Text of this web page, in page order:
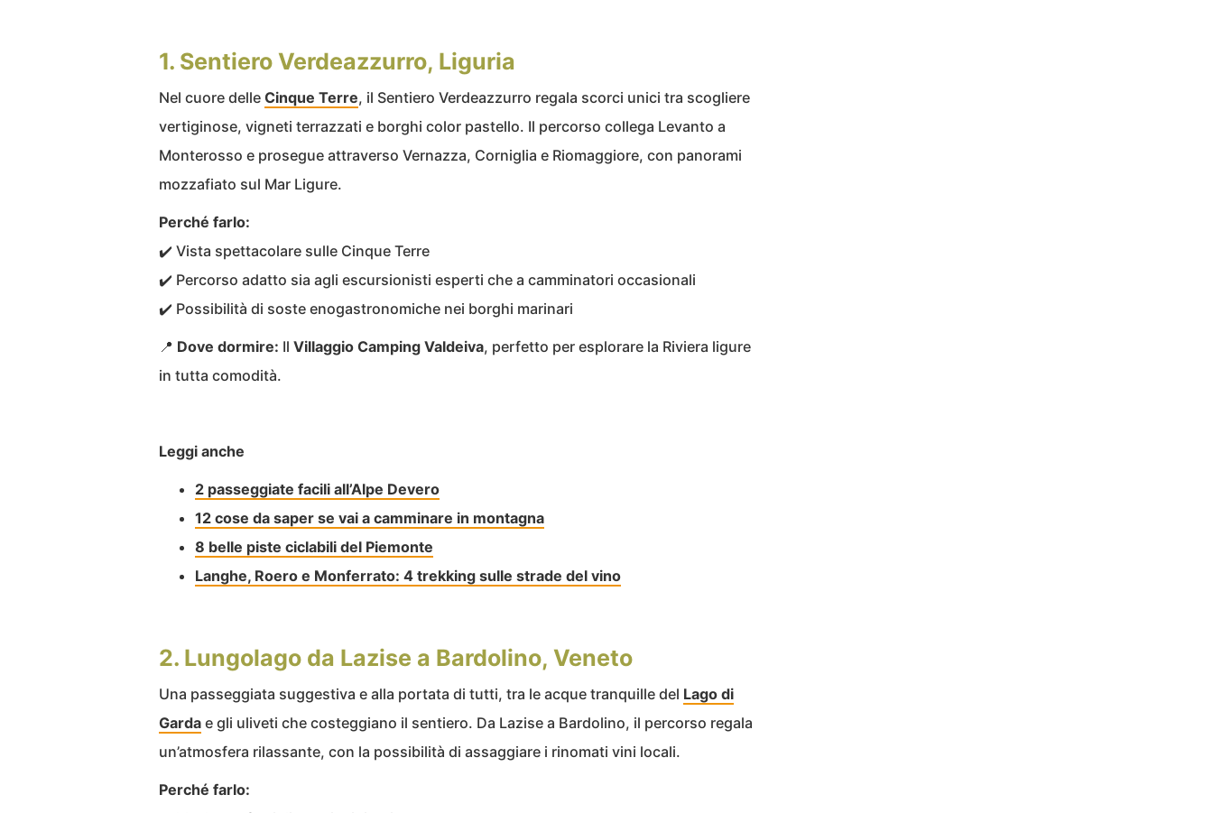
1. Sentiero Verdeazzurro, Liguria
Nel cuore delle Cinque Terre, il Sentiero Verdeazzurro regala scorci unici tra scogliere
vertiginose, vigneti terrazzati e borghi color pastello. Il percorso collega Levanto a
Monterosso e prosegue attraverso Vernazza, Corniglia e Riomaggiore, con panorami
mozzafiato sul Mar Ligure.
Perché farlo:
✔️ Vista spettacolare sulle Cinque Terre
✔️ Percorso adatto sia agli escursionisti esperti che a camminatori occasionali
✔️ Possibilità di soste enogastronomiche nei borghi marinari
📍 Dove dormire: Il Villaggio Camping Valdeiva, perfetto per esplorare la Riviera ligure
in tutta comodità.
Leggi anche
2 passeggiate facili all’Alpe Devero
12 cose da saper se vai a camminare in montagna
8 belle piste ciclabili del Piemonte
Langhe, Roero e Monferrato: 4 trekking sulle strade del vino
2. Lungolago da Lazise a Bardolino, Veneto
Una passeggiata suggestiva e alla portata di tutti, tra le acque tranquille del Lago di
Garda e gli uliveti che costeggiano il sentiero. Da Lazise a Bardolino, il percorso regala
un’atmosfera rilassante, con la possibilità di assaggiare i rinomati vini locali.
Perché farlo: